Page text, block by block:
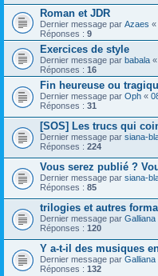
Roman et JDR
Dernier message par Azaes «
Réponses : 9
Exercices de style
Dernier message par babala «
Réponses : 16
Fin heureuse ou
Dernier message par Oph «
Réponses : 31
[SOS] Les trucs qui
Dernier message par siana-
Réponses : 224
Vous serez publié ?
Dernier message par siana-
Réponses : 85
trilogies et autres
Dernier message par Galliana
Réponses : 120
Y a-t-il des musiques
Dernier message par Galliana
Réponses : 132